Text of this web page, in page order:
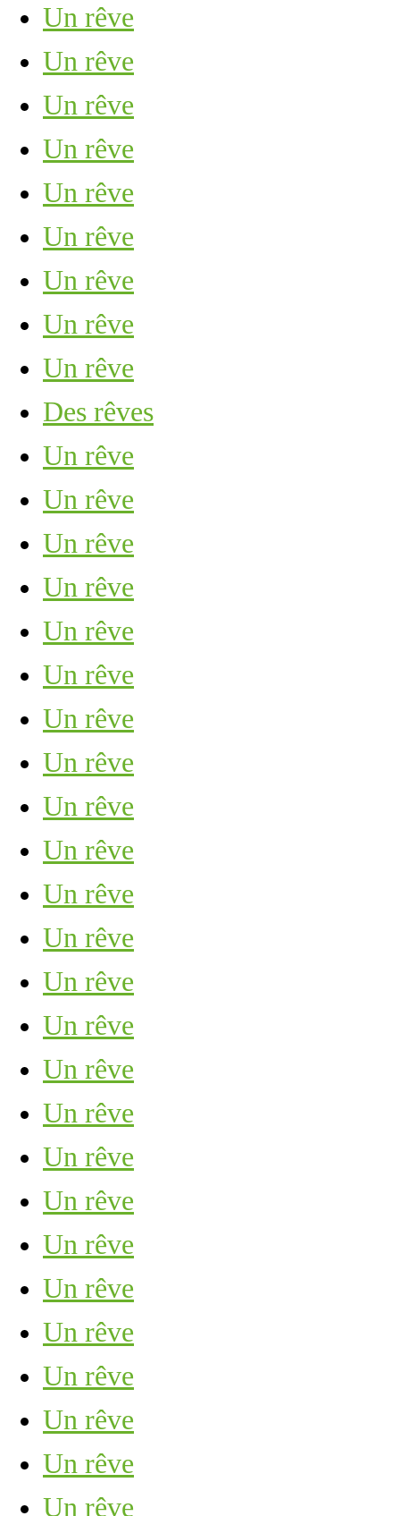
Un rêve
Un rêve
Un rêve
Un rêve
Un rêve
Un rêve
Un rêve
Un rêve
Un rêve
Des rêves
Un rêve
Un rêve
Un rêve
Un rêve
Un rêve
Un rêve
Un rêve
Un rêve
Un rêve
Un rêve
Un rêve
Un rêve
Un rêve
Un rêve
Un rêve
Un rêve
Un rêve
Un rêve
Un rêve
Un rêve
Un rêve
Un rêve
Un rêve
Un rêve
Un rêve